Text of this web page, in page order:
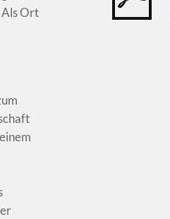
Als Ort